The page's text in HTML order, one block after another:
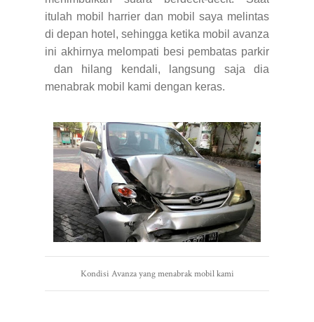
itulah mobil harrier dan mobil saya melintas
di depan hotel, sehingga ketika mobil avanza
ini akhirnya melompati besi pembatas parkir
dan hilang kendali, langsung saja dia
menabrak mobil kami dengan keras.
Kondisi Avanza yang menabrak mobil kami